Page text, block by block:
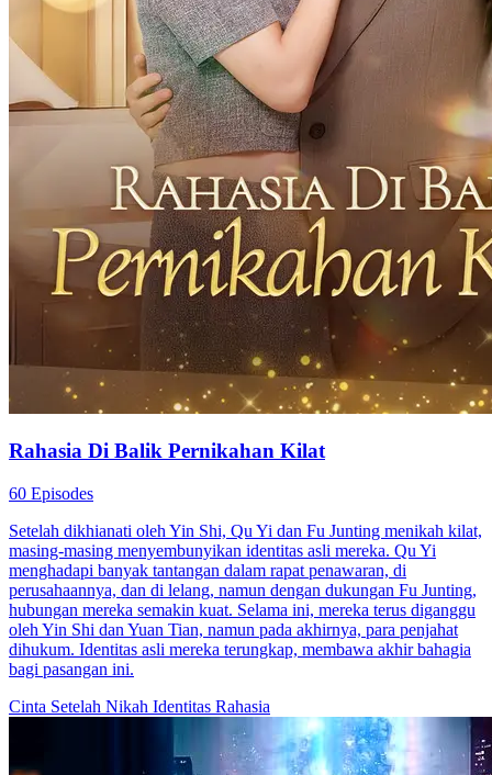
Rahasia Di Balik Pernikahan Kilat
60 Episodes
Setelah dikhianati oleh Yin Shi, Qu Yi dan Fu Junting menikah kilat,
masing-masing menyembunyikan identitas asli mereka. Qu Yi
menghadapi banyak tantangan dalam rapat penawaran, di
perusahaannya, dan di lelang, namun dengan dukungan Fu Junting,
hubungan mereka semakin kuat. Selama ini, mereka terus diganggu
oleh Yin Shi dan Yuan Tian, namun pada akhirnya, para penjahat
dihukum. Identitas asli mereka terungkap, membawa akhir bahagia
bagi pasangan ini.
Cinta Setelah Nikah Identitas Rahasia